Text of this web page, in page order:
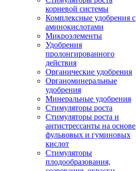
корневой системы
Комплексные удобрения с
аминокислотами
Микроэлементы
Удобрения
пролонгированного
действия
Органические удобрения
Органоминеральные
удобрения
Минеральные удобрения
Стимуляторы роста
Стимуляторы роста и
антистрессанты на основе
фульвовых и гуминовых
кислот
Стимуляторы
плодообразования,